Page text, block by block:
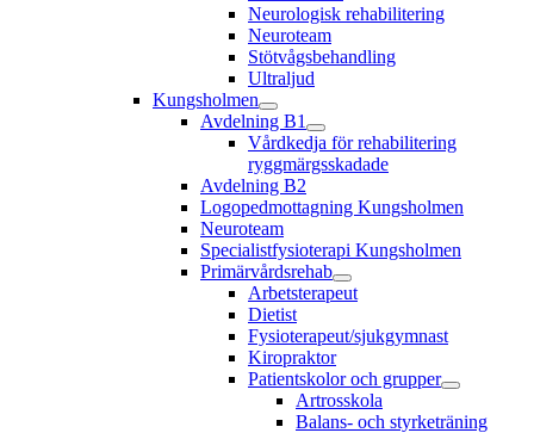
Neurologisk rehabilitering
Neuroteam
Stötvågsbehandling
Ultraljud
Kungsholmen
Avdelning B1
Vårdkedja för rehabilitering
ryggmärgsskadade
Avdelning B2
Logopedmottagning Kungsholmen
Neuroteam
Specialistfysioterapi Kungsholmen
Primärvårdsrehab
Arbetsterapeut
Dietist
Fysioterapeut/sjukgymnast
Kiropraktor
Patientskolor och grupper
Artrosskola
Balans- och styrketräning